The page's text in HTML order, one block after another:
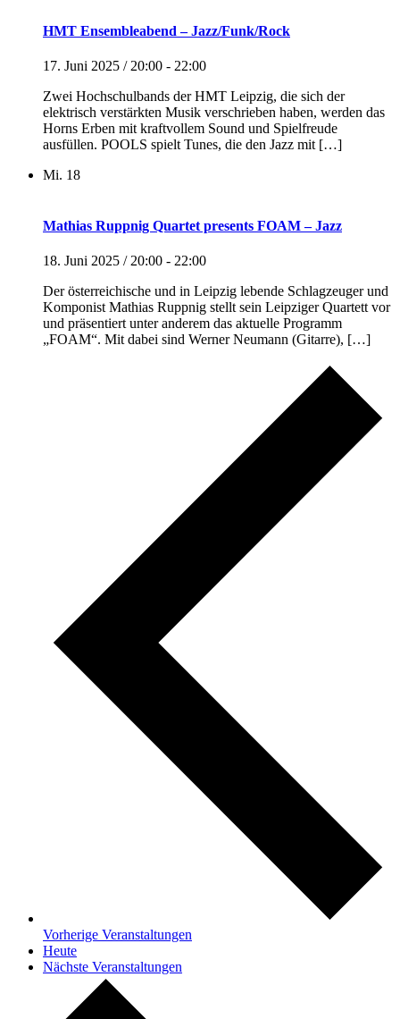
HMT Ensembleabend – Jazz/Funk/Rock
17. Juni 2025 / 20:00 - 22:00
Zwei Hochschulbands der HMT Leipzig, die sich der
elektrisch verstärkten Musik verschrieben haben, werden das
Horns Erben mit kraftvollem Sound und Spielfreude
ausfüllen. POOLS spielt Tunes, die den Jazz mit […]
Mi. 18
Mathias Ruppnig Quartet presents FOAM – Jazz
18. Juni 2025 / 20:00 - 22:00
Der österreichische und in Leipzig lebende Schlagzeuger und
Komponist Mathias Ruppnig stellt sein Leipziger Quartett vor
und präsentiert unter anderem das aktuelle Programm
„FOAM“. Mit dabei sind Werner Neumann (Gitarre), […]
Vorherige Veranstaltungen
Heute
Nächste Veranstaltungen